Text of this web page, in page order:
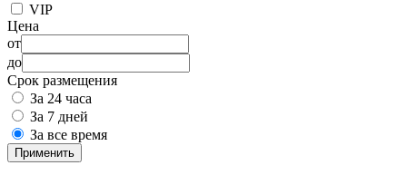
VIP
Цена
от
до
Срок размещения
За 24 часа
За 7 дней
За все время
Применить